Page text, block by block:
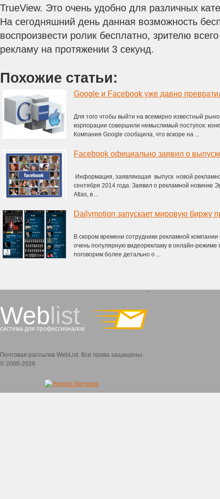
TrueView. Это очень удобно для различных
На сегодняшний день данная возможность
воспроизвести ролик бесплатно, зрителю
рекламу на протяжении 3 секунд.
Похожие статьи:
Для того чтобы выйти на всемирно известный
корпорации совершили немыслимый поступок:
Компания Google сообщила, что вскоре на ...
Информация, заявляющая выпуск новой
сентября 2014 года. Заявил о рекламной новинке
Atlas, в ...
Dailymotion запускает мировую биржу
В скором времени сотрудники рекламной
очень популярную видеорекламу в онлайн-
поговорим более детально о ...
Weblist
система для профессионалов
`
Почтовая рассылка WebList. Все права защищены.
© 2000-2026